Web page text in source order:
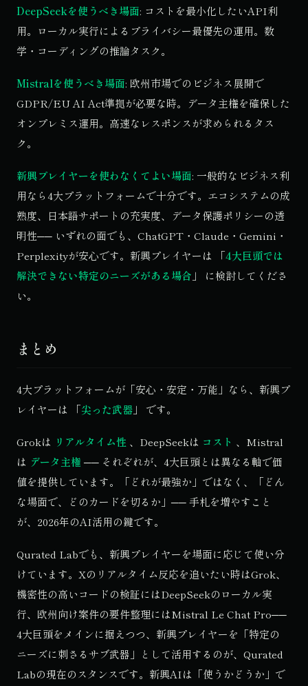
DeepSeekを使うべき場面: コストを最小化したいAPI利
用。ローカル実行によるプライバシー最優先の運用。数
学・コーディングの推論タスク。
Mistralを使うべき場面: 欧州市場でのビジネス展開で
GDPR/EU AI Act準拠が必要な時。データ主権を確保した
オンプレミス運用。高速なレスポンスが求められるタス
ク。
新興プレイヤーを使わなくてよい場面: 一般的なビジネス利
用なら4大プラットフォームで十分です。エコシステムの成
熟度、日本語サポートの充実度、データ保護ポリシーの透
明性── いずれの面でも、ChatGPT・Claude・Gemini・
Perplexityが安心です。新興プレイヤーは 「4大巨頭では
解決できない特定のニーズがある場合 」 に検討してくださ
い。
まとめ
4大プラットフォームが「安心・安定・万能」なら、新興プ
レイヤーは 「尖った武器 」 です。
Grokは リアルタイム性 、DeepSeekは コスト 、Mistral
は データ主権 ── それぞれが、4大巨頭とは異なる軸で価
値を提供しています。「どれが最強か」ではなく、「どん
な場面で、どのカードを切るか」── 手札を増やすこと
が、2026年のAI活用の鍵です。
Qurated Labでも、新興プレイヤーを場面に応じて使い分
けています。Xのリアルタイム反応を追いたい時はGrok、
機密性の高いコードの検証にはDeepSeekのローカル実
行、欧州向け案件の要件整理にはMistral Le Chat Pro──
4大巨頭をメインに据えつつ、新興プレイヤーを「特定の
ニーズに刺さるサブ武器」として活用するのが、Qurated
Labの現在のスタンスです。新興AIは「使うかどうか」で